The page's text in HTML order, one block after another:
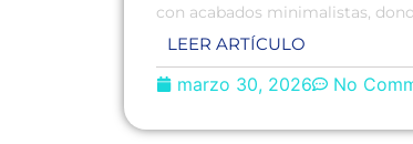
con acabados minimalistas,
LEER ARTÍCULO
marzo 30, 2026 No